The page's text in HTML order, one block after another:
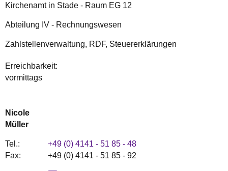
Kirchenamt in Stade - Raum EG 12
Abteilung IV - Rechnungswesen
Zahlstellenverwaltung, RDF, Steuererklärungen
Erreichbarkeit:
vormittags
Nicole
Müller
Tel.:
+49 (0) 4141 - 51 85 - 48
Fax:
+49 (0) 4141 - 51 85 - 92